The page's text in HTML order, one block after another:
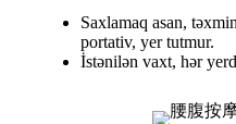
Saxlamaq asan,
portativ, yer tutmur.
İstənilən vaxt, hər